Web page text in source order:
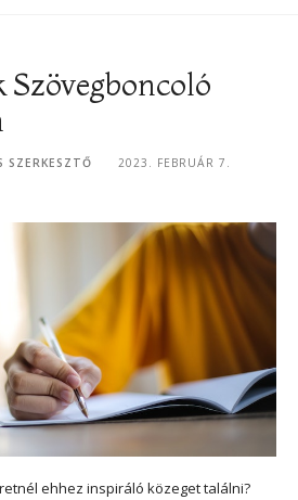
SZERKESZTŐ
2023. FEBRUÁR 7.
ehhez inspiráló közeget találni?